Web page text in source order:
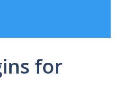
for